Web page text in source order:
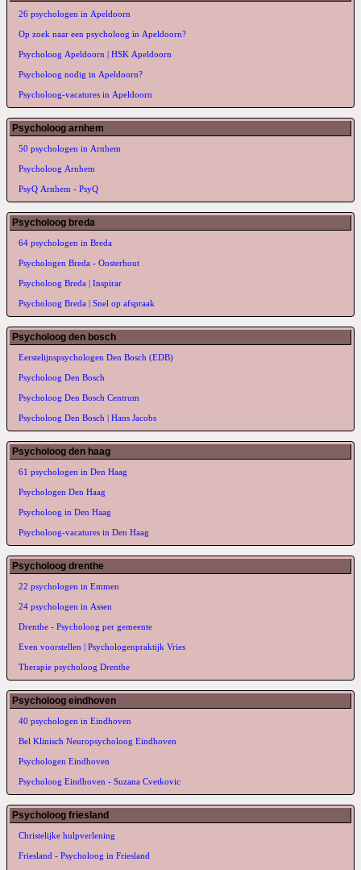
26 psychologen in Apeldoorn
Op zoek naar een psycholoog in Apeldoorn?
Psycholoog Apeldoorn | HSK Apeldoorn
Psycholoog nodig in Apeldoorn?
Psycholoog-vacatures in Apeldoorn
Psycholoog arnhem
50 psychologen in Arnhem
Psycholoog Arnhem
PsyQ Arnhem - PsyQ
Psycholoog breda
64 psychologen in Breda
Psychologen Breda - Oosterhout
Psycholoog Breda | Inspirar
Psycholoog Breda | Snel op afspraak
Psycholoog den bosch
Eerstelijnspsychologen Den Bosch (EDB)
Psycholoog Den Bosch
Psycholoog Den Bosch Centrum
Psycholoog Den Bosch | Hans Jacobs
Psycholoog den haag
61 psychologen in Den Haag
Psychologen Den Haag
Psycholoog in Den Haag
Psycholoog-vacatures in Den Haag
Psycholoog drenthe
22 psychologen in Emmen
24 psychologen in Assen
Drenthe - Psycholoog per gemeente
Even voorstellen | Psychologenpraktijk Vries
Therapie psycholoog Drenthe
Psycholoog eindhoven
40 psychologen in Eindhoven
Bel Klinisch Neuropsycholoog Eindhoven
Psychologen Eindhoven
Psycholoog Eindhoven - Suzana Cvetkovic
Psycholoog friesland
Christelijke hulpverlening
Friesland - Psycholoog in Friesland